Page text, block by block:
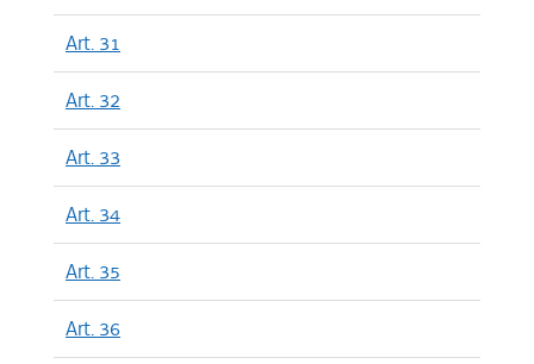
Art. 31
Art. 32
Art. 33
Art. 34
Art. 35
Art. 36